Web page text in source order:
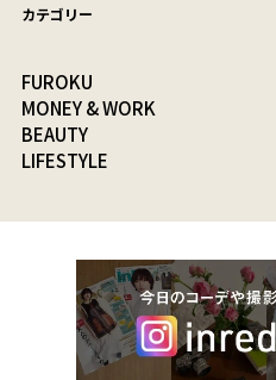
カテゴリー
FUROKU
MONEY & WORK
BEAUTY
LIFESTYLE